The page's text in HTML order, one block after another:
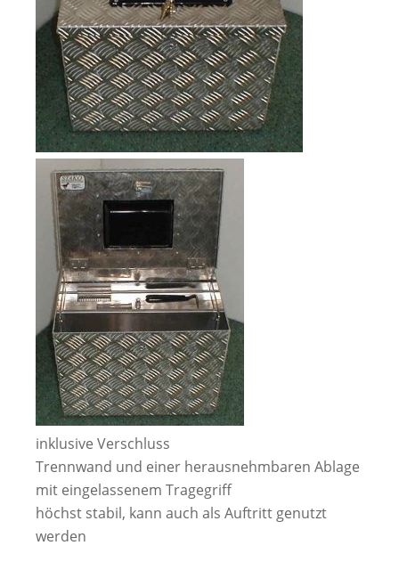
inklusive Verschluss
Trennwand und einer herausnehmbaren Ablage
mit eingelassenem Tragegriff
höchst stabil, kann auch als Auftritt genutzt
werden